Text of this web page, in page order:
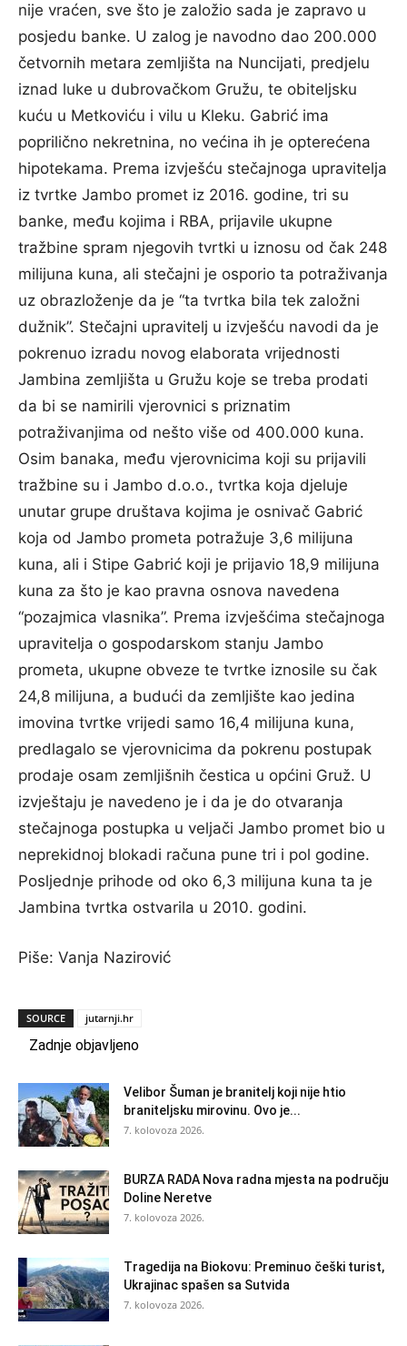
nije vraćen, sve što je založio sada je zapravo u
posjedu banke. U zalog je navodno dao 200.000
četvornih metara zemljišta na Nuncijati, predjelu
iznad luke u dubrovačkom Gružu, te obiteljsku
kuću u Metkoviću i vilu u Kleku. Gabrić ima
poprilično nekretnina, no većina ih je opterećena
hipotekama. Prema izvješću stečajnoga upravitelja
iz tvrtke Jambo promet iz 2016. godine, tri su
banke, među kojima i RBA, prijavile ukupne
tražbine spram njegovih tvrtki u iznosu od čak 248
milijuna kuna, ali stečajni je osporio ta potraživanja
uz obrazloženje da je “ta tvrtka bila tek založni
dužnik”. Stečajni upravitelj u izvješću navodi da je
pokrenuo izradu novog elaborata vrijednosti
Jambina zemljišta u Gružu koje se treba prodati
da bi se namirili vjerovnici s priznatim
potraživanjima od nešto više od 400.000 kuna.
Osim banaka, među vjerovnicima koji su prijavili
tražbine su i Jambo d.o.o., tvrtka koja djeluje
unutar grupe društava kojima je osnivač Gabrić
koja od Jambo prometa potražuje 3,6 milijuna
kuna, ali i Stipe Gabrić koji je prijavio 18,9 milijuna
kuna za što je kao pravna osnova navedena
“pozajmica vlasnika”. Prema izvješćima stečajnoga
upravitelja o gospodarskom stanju Jambo
prometa, ukupne obveze te tvrtke iznosile su čak
24,8 milijuna, a budući da zemljište kao jedina
imovina tvrtke vrijedi samo 16,4 milijuna kuna,
predlagalo se vjerovnicima da pokrenu postupak
prodaje osam zemljišnih čestica u općini Gruž. U
izvještaju je navedeno je i da je do otvaranja
stečajnoga postupka u veljači Jambo promet bio u
neprekidnoj blokadi računa pune tri i pol godine.
Posljednje prihode od oko 6,3 milijuna kuna ta je
Jambina tvrtka ostvarila u 2010. godini.
Piše: Vanja Nazirović
SOURCE jutarnji.hr
Zadnje objavljeno
Velibor Šuman je branitelj koji nije htio
braniteljsku mirovinu. Ovo je...
7. kolovoza 2026.
BURZA RADA Nova radna mjesta na području
Doline Neretve
7. kolovoza 2026.
Tragedija na Biokovu: Preminuo češki turist,
Ukrajinac spašen sa Sutvida
7. kolovoza 2026.